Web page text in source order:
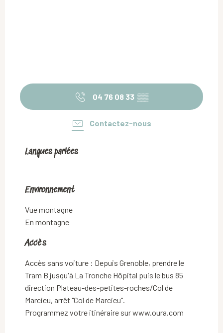
04 76 08 33 ▒▒
Contactez-nous
Langues parlées
Langues parlées
Environnement
Environnement
Vue montagne
En montagne
Accès
Accès
Accès sans voiture : Depuis Grenoble, prendre le
Tram B jusqu'à La Tronche Hôpital puis le bus 85
direction Plateau-des-petites-roches/Col de
Marcieu, arrêt "Col de Marcieu".
Programmez votre itinéraire sur www.oura.com